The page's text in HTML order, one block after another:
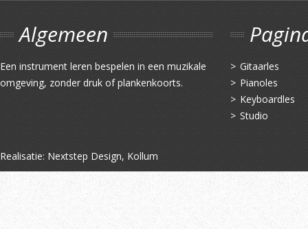
Algemeen
Een instrument leren bespelen in een muzikale
omgeving, zonder druk of plankenkoorts.
Gitaarles
Pianoles
Keyboardles
Studio
Realisatie: Nextstep Design, Kollum